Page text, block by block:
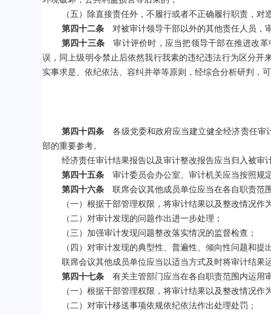
（五）除直接责任外，不履行或者不正确履行职责，
第四十二条 对被审计领导干部以外的其他责任人员，
第四十三条 审计评价时，应当把领导干部在推进改革
误，同上级明令禁止后依然我行我素的违纪违法行为区分
实事求是、依纪依法、容纠并举等原则，经综合分析研判，
第四十四条 各级党委和政府应当建立健全经济责任审
部的重要参考。
经济责任审计结果报告以及审计整改报告应当归入被审
第四十五条 审计委员会办公室、审计机关应当按照规
第四十六条 联席会议其他成员单位应当在各自职责范
（一）根据干部管理权限，将审计结果以及整改情况
（二）对审计发现的问题作出进一步处理；
（三）加强审计发现问题整改落实情况的监督检查；
（四）对审计发现的典型性、普遍性、倾向性问题和
联席会议其他成员单位应当以适当方式及时将审计结
第四十七条 有关主管部门应当在各自职责范围内运用
（一）根据干部管理权限，将审计结果以及整改情况
（二）对审计移送事项依规依纪依法作出处理处罚；